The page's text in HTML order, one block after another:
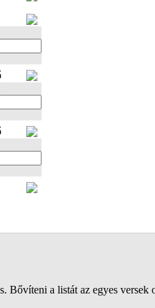
Bővíteni a listát az egyes versek